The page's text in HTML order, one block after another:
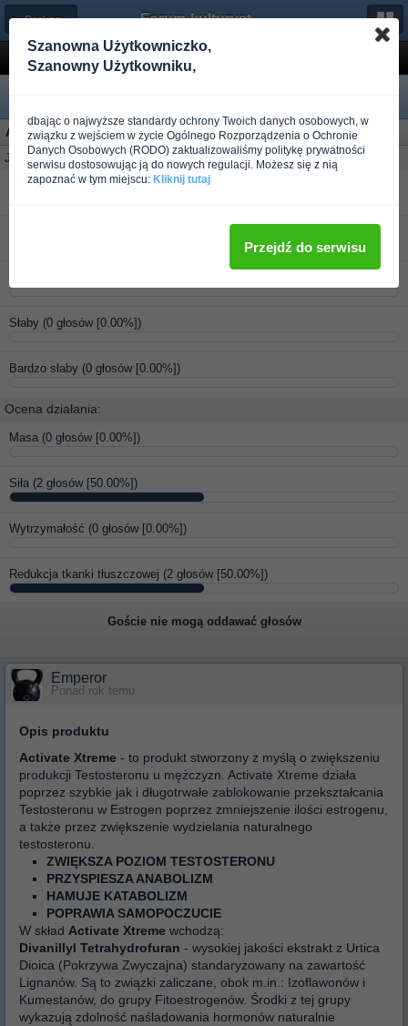
← Ranking odżywek i suplementów Forum-kulturystyka.pl
DRIVEN SPORTS Activate Xtreme
Ankieta: Activate Xtreme(2 użytkowników oddało głos)
Jak oceniasz produkt?
Bardzo dobry (2 głosów [100.00%])
Słaby (0 głosów [0.00%])
Bardzo słaby (0 głosów [0.00%])
Ocena działania:
Masa (0 głosów [0.00%])
Siła (2 głosów [50.00%])
Wytrzymałość (0 głosów [0.00%])
Redukcja tkanki tłuszczowej (2 głosów [50.00%])
Goście nie mogą oddawać głosów
Emperor
Ponad rok temu
Opis produktu
Activate Xtreme - to produkt stworzony z myślą o zwiększeniu
produkcji Testosteronu u mężczyzn. Activate Xtreme działa
poprzez szybkie jak i długotrwałe zablokowanie przekształcania
Testosteronu w Estrogen poprzez zmniejszenie ilości estrogenu,
a także przez zwiększenie wydzielania naturalnego
testosteronu.
ZWIĘKSZA POZIOM TESTOSTERONU
PRZYSPIESZA ANABOLIZM
HAMUJE KATABOLIZM
POPRAWIA SAMOPOCZUCIE
W skład Activate Xtreme wchodzą:
Divanillyl Tetrahydrofuran - wysokiej jakości ekstrakt z Urtica
Dioica (Pokrzywa Zwyczajna) standaryzowany na zawartość
Lignanów. Są to związki zaliczane, obok m.in.: Izoflawonów i
Kumestanów, do grupy Fitoestrogenów. Środki z tej grupy
wykazują zdolność naśladowania hormonów naturalnie
Szanowna Użytkowniczko,
Szanowny Użytkowniku,
dbając o najwyższe standardy ochrony Twoich danych osobowych, w
związku z wejściem w życie Ogólnego Rozporządzenia o Ochronie
Danych Osobowych (RODO) zaktualizowaliśmy politykę prywatności
serwisu dostosowując ją do nowych regulacji. Możesz się z nią
zapoznać w tym miejscu: Kliknij tutaj
Przejdź do serwisu